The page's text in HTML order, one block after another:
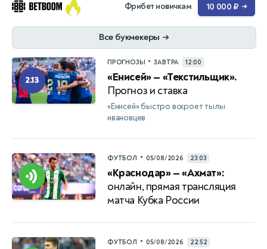
Фрибет новичкам 10 000 ₽ →
Все букмекеры →
2.13
ПРОГНОЗЫ • ЗАВТРА 12:00
«Енисей» — «Текстильщик».
Прогноз и ставка
«Енисей» быстро вскроет тылы
ивановцев
ФУТБОЛ • 05/08/2026 23:03
«Краснодар» — «Ахмат»:
онлайн, прямая трансляция
матча Кубка России
ФУТБОЛ • 05/08/2026 22:52